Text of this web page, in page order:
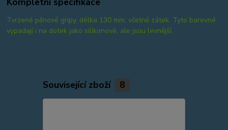
Tvrzené pěnové gripy, délka 130 mm, včetně zátek. Tyto barevné
vypadají i na dotek jako silikonové, ale jsou levnější.
Související zboží 8